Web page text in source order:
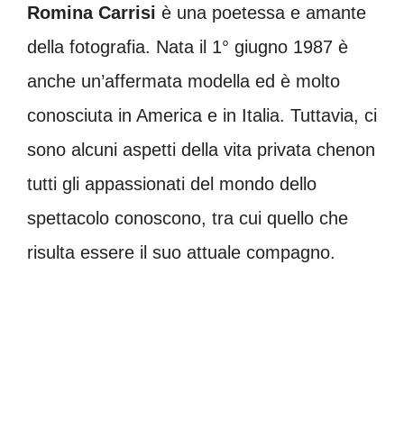
Romina Carrisi è una poetessa e amante
della fotografia. Nata il 1° giugno 1987 è
anche un’affermata modella ed è molto
conosciuta in America e in Italia. Tuttavia, ci
sono alcuni aspetti della vita privata chenon
tutti gli appassionati del mondo dello
spettacolo conoscono, tra cui quello che
risulta essere il suo attuale compagno.